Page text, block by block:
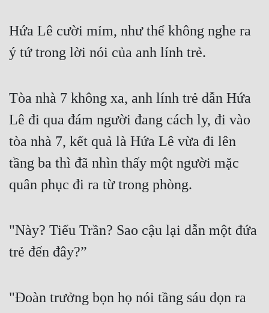
Điền Văn
Đô Thị
Đông Phương Huyền Huyễn
Đồng Nhân
Cẩu Đạo Trường Sinh
Ngự Thú
Truyện Nữ
Hứa Lê cười mỉm, như thể không nghe ra
ý tứ trong lời nói của anh lính trẻ.
Tòa nhà 7 không xa, anh lính trẻ dẫn Hứa
Lê đi qua đám người đang cách ly, đi vào
tòa nhà 7, kết quả là Hứa Lê vừa đi lên
tầng ba thì đã nhìn thấy một người mặc
quân phục đi ra từ trong phòng.
"Này? Tiểu Trần? Sao cậu lại dẫn một đứa
trẻ đến đây?”
"Đoàn trưởng bọn họ nói tầng sáu dọn ra